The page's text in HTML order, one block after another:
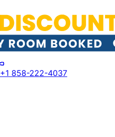
+1 858-222-4037